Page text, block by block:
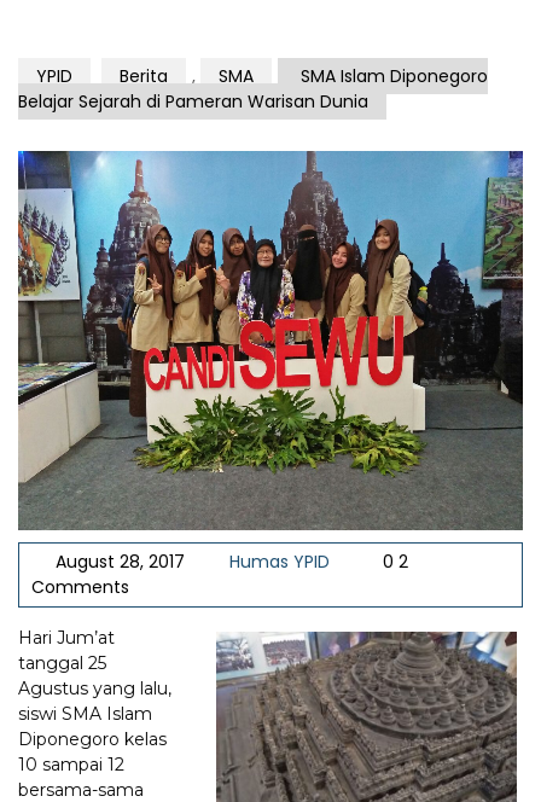
YPID Berita , SMA
SMA Islam Diponegoro
Belajar Sejarah di Pameran Warisan Dunia
August 28, 2017 Humas YPID
0 2
Comments
Hari Jum’at
tanggal 25
Agustus yang lalu,
siswi SMA Islam
Diponegoro kelas
10 sampai 12
bersama-sama